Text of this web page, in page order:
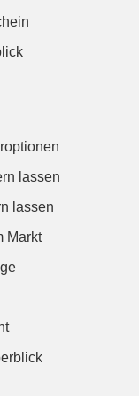
lassen
lassen
Markt